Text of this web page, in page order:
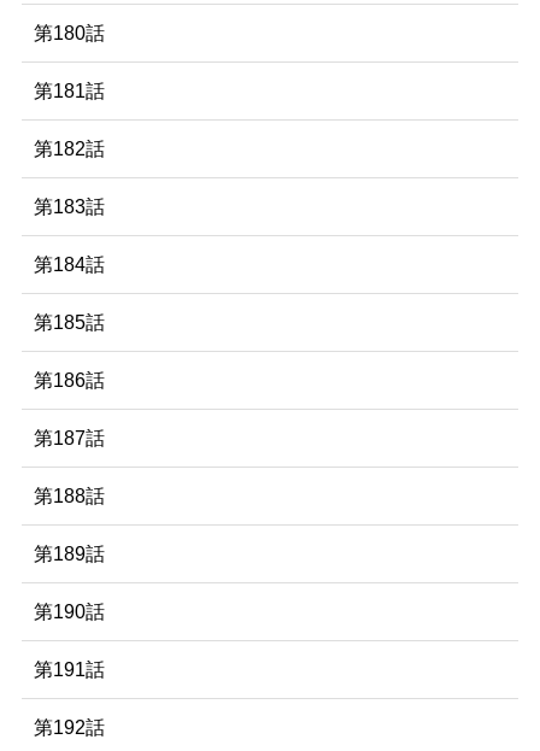
第180話
第181話
第182話
第183話
第184話
第185話
第186話
第187話
第188話
第189話
第190話
第191話
第192話